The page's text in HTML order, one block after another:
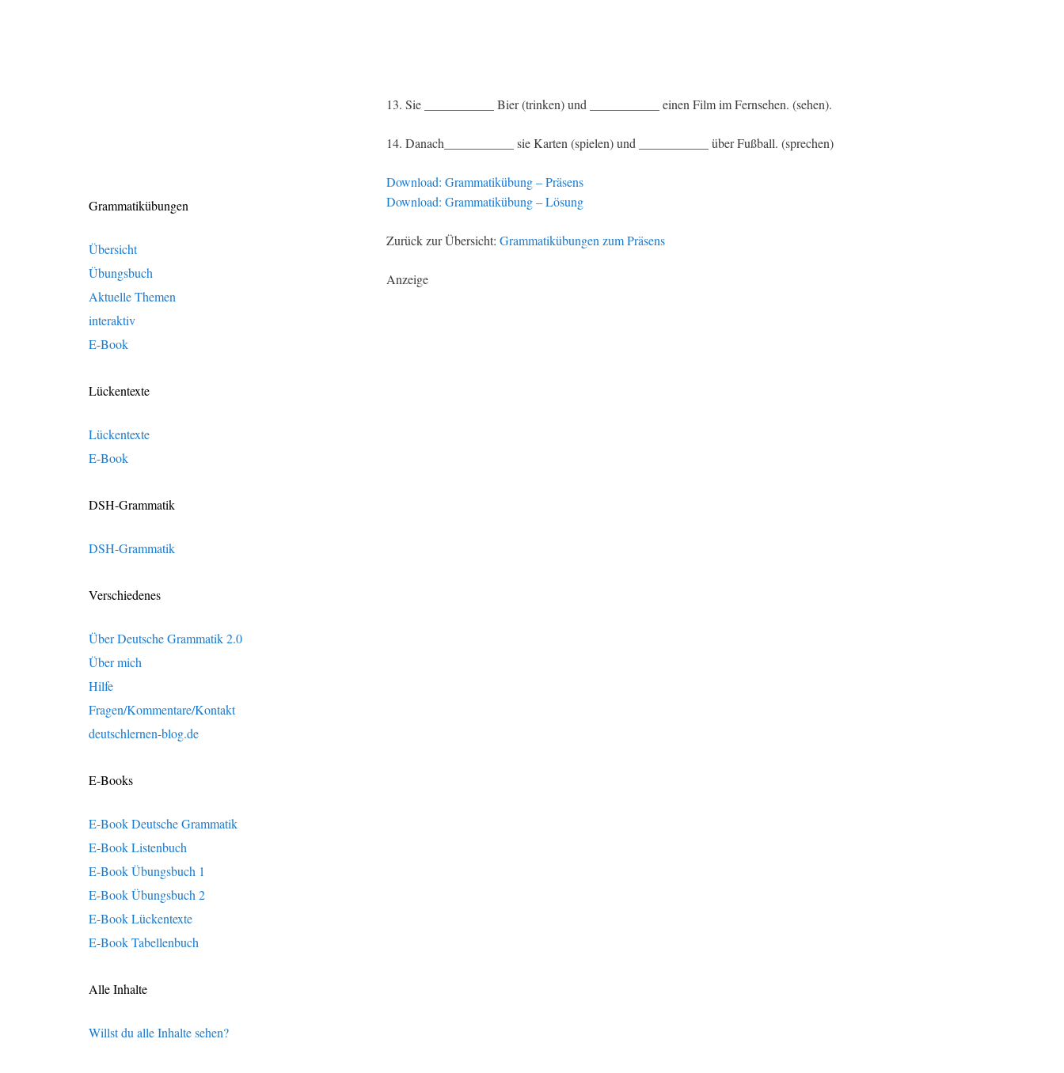
13. Sie ___________ Bier (trinken) und ___________ einen Film im Fernsehen. (sehen).
14. Danach___________ sie Karten (spielen) und ___________ über Fußball. (sprechen)
Download: Grammatikübung – Präsens
Download: Grammatikübung – Lösung
Zurück zur Übersicht: Grammatikübungen zum Präsens
Anzeige
Grammatikübungen
Übersicht
Übungsbuch
Aktuelle Themen
interaktiv
E-Book
Lückentexte
Lückentexte
E-Book
DSH-Grammatik
DSH-Grammatik
Verschiedenes
Über Deutsche Grammatik 2.0
Über mich
Hilfe
Fragen/Kommentare/Kontakt
deutschlernen-blog.de
E-Books
E-Book Deutsche Grammatik
E-Book Listenbuch
E-Book Übungsbuch 1
E-Book Übungsbuch 2
E-Book Lückentexte
E-Book Tabellenbuch
Alle Inhalte
Willst du alle Inhalte sehen?